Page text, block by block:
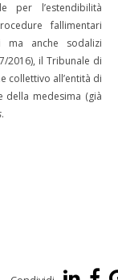
per l’estendibilità
fallimentari
ma anche sodalizi
2016), il Tribunale di
collettivo all’entità di
medesima (già
.